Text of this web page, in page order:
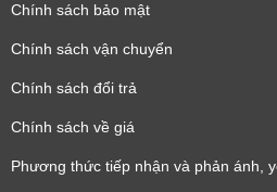
Chính sách bảo mật
Chính sách vận chuyển
Chính sách đổi trả
Chính sách về giá
Phương thức tiếp nhận và phản ánh,